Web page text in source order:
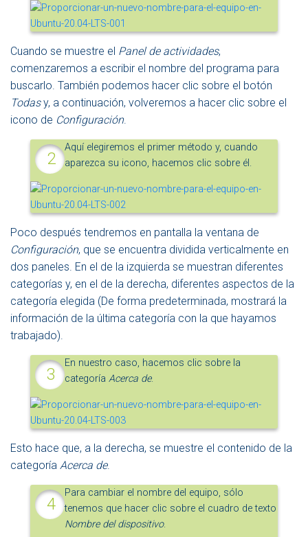
Cuando se muestre el Panel de actividades,
comenzaremos a escribir el nombre del programa para
buscarlo. También podemos hacer clic sobre el botón
Todasy, a continuación, volveremos a hacer clic sobre el
icono de Configuración.
Aquí elegiremos el primer método y, cuando
aparezca su icono, hacemos clic sobre él.
Poco después tendremos en pantalla la ventana de
Configuración, que se encuentra dividida verticalmente en
dos paneles. En el de la izquierda se muestran diferentes
categorías y, en el de la derecha, diferentes aspectos de la
categoría elegida (De forma predeterminada, mostrará la
información de la última categoría con la que hayamos
trabajado).
En nuestro caso, hacemos clic sobre la
categoríaAcerca de.
Esto hace que, a la derecha, se muestre el contenido de la
categoría Acerca de.
Para cambiar el nombre del equipo, sólo
tenemos que hacer clic sobre el cuadro de texto
Nombre del dispositivo.